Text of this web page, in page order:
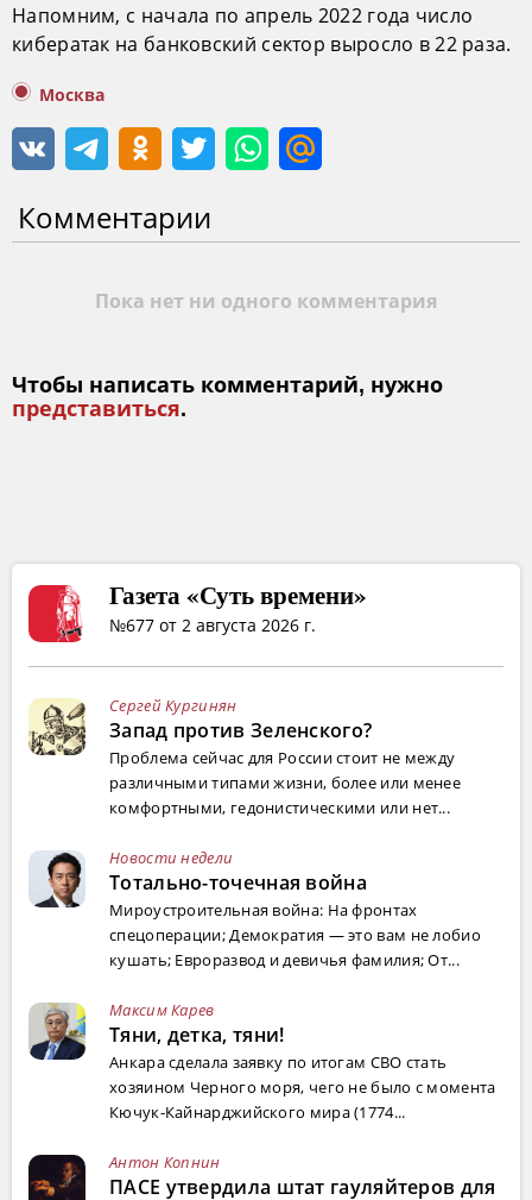
Напомним, с начала по апрель 2022 года число
кибератак на банковский сектор выросло в 22 раза.
Москва
Комментарии
Пока нет ни одного комментария
Чтобы написать комментарий, нужно
представиться.
Газета «Суть времени»
№677 от 2 августа 2026 г.
Сергей Кургинян
Запад против Зеленского?
Проблема сейчас для России стоит не между
различными типами жизни, более или менее
комфортными, гедонистическими или нет...
Новости недели
Тотально-точечная война
Мироустроительная война: На фронтах
спецоперации; Демократия — это вам не лобио
кушать; Евроразвод и девичья фамилия; От...
Максим Карев
Тяни, детка, тяни!
Анкара сделала заявку по итогам СВО стать
хозяином Черного моря, чего не было с момента
Кючук-Кайнарджийского мира (1774...
Антон Копнин
ПАСЕ утвердила штат гауляйтеров для